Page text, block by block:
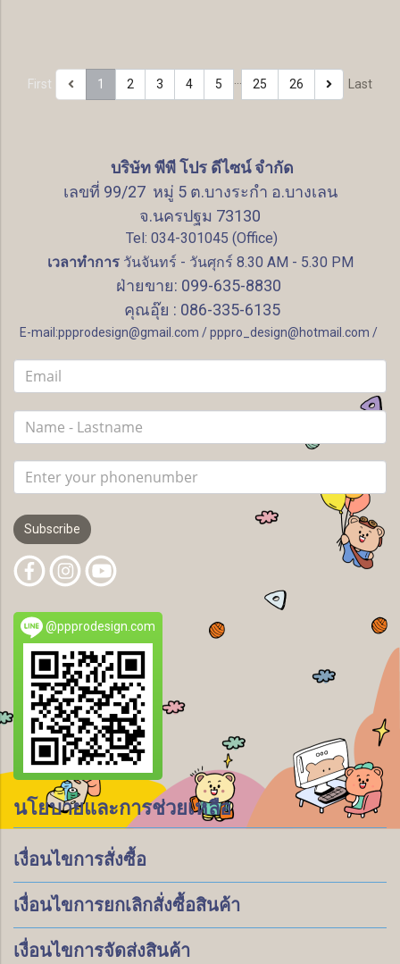
First 1 2 3 4 5 25 26 Last
บริษัท พีพี โปร ดีไซน์ จำกัด
เลขที่ 99/27 หมู่ 5 ต.บางระกำ อ.บางเลน
จ.นครปฐม 73130
Tel: 034-301045 (Office)
เวลาทำการวันจันทร์ - วันศุกร์ 8.30 AM - 5.30 PM
ฝ่ายขาย: 099-635-8830
คุณอุ๊ย : 086-335-6135
E-mail:ppprodesign@gmail.com / pppro_design@hotmail.com /
Subscribe
@ppprodesign.com
นโยบายและการช่วยเหลือ
เงื่อนไขการสั่งซื้อ
เงื่อนไขการยกเลิกสั่งซื้อสินค้า
เงื่อนไขการจัดส่งสินค้า